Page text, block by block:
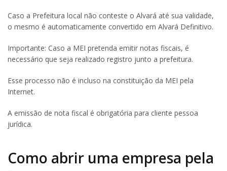
Caso a Prefeitura local não conteste o Alvará até sua validade,
o mesmo é automaticamente convertido em Alvará Definitivo.
Importante: Caso a MEI pretenda emitir notas fiscais, é
necessário que seja realizado registro junto a prefeitura.
Esse processo não é incluso na constituição da MEI pela
Internet.
A emissão de nota fiscal é obrigatória para cliente pessoa
jurídica.
Como abrir uma empresa pela